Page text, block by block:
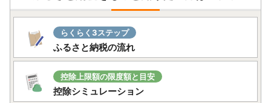
らくらく3ステップ
ふるさと納税の流れ
控除上限額の限度額と目安
控除シミュレーション